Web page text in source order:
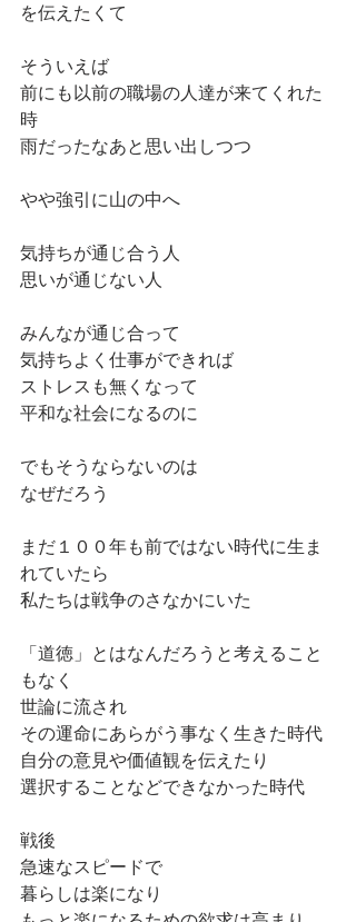
を伝えたくて
そういえば
前にも以前の職場の人達が来てくれた
時
雨だったなあと思い出しつつ
やや強引に山の中へ
気持ちが通じ合う人
思いが通じない人
みんなが通じ合って
気持ちよく仕事ができれば
ストレスも無くなって
平和な社会になるのに
でもそうならないのは
なぜだろう
まだ１００年も前ではない時代に生ま
れていたら
私たちは戦争のさなかにいた
「道徳」とはなんだろうと考えること
もなく
世論に流され
その運命にあらがう事なく生きた時代
自分の意見や価値観を伝えたり
選択することなどできなかった時代
戦後
急速なスピードで
暮らしは楽になり